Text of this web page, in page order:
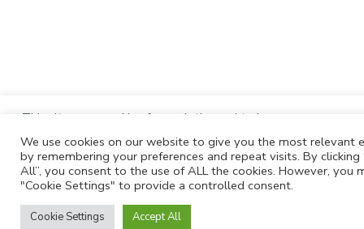
This site uses cookies for analytics and to improve your
clicking Accept, you consent to our use of cookies. Learn
privacy policy.
ACCEPT
COOKIE PREFERENCES
We use cookies on our website to give you the most relevant
by remembering your preferences and repeat visits. By clicking
All”, you consent to the use of ALL the cookies. However, you
"Cookie Settings" to provide a controlled consent.
Cookie Settings Accept All